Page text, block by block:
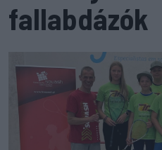
fallabdázók